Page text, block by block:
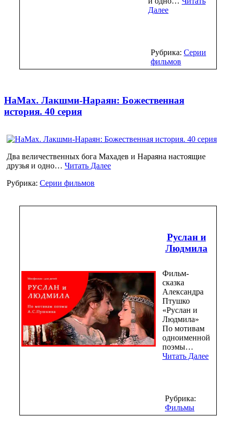
Далее
Рубрика: Серии
фильмов
НаМах. Лакшми-Нараян: Божественная
история. 40 серия
Два величественных бога Махадев и Нараяна настоящие
друзья и одно… Читать Далее
Рубрика: Серии фильмов
Руслан и
Людмила
Фильм-
сказка
Александра
Птушко
«Руслан и
Людмила»
По мотивам
одноименной
поэмы…
Читать Далее
Рубрика:
Фильмы